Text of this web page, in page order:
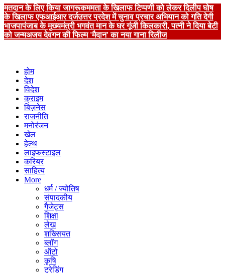
मतदान के लिए किया जागरूकममता के खिलाफ टिप्पणी को लेकर दिलीप घोष
के खिलाफ एफआईआर दर्जउत्तर प्रदेश में चुनाव प्रचार अभियान को गति देगी
भाजपापंजाब के मुख्यमंत्री भगवंत मान के घर गूंजी किलकारी, पत्नी ने दिया बेटी
को जन्मअजय देवगन की फिल्म 'मैदान' का नया गाना रिलीज
होम
देश
विदेश
क्राइम
बिज़नेस
राजनीति
मनोरंजन
खेल
हेल्थ
लाइफस्टाइल
करियर
साहित्य
More
धर्म / ज्योतिष
संपादकीय
गैजेट्स
शिक्षा
लेख
शख्सियत
ब्लॉग
ऑटो
कृषि
ट्रेडिंग